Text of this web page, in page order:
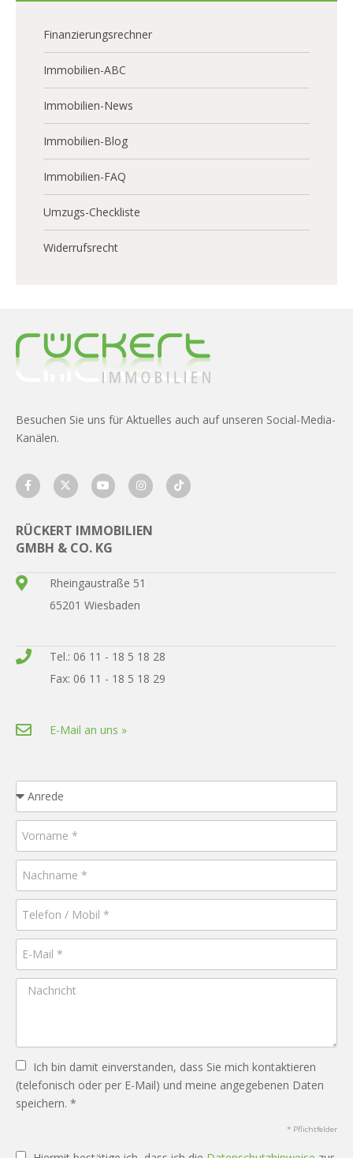
Finanzierungsrechner
Immobilien-ABC
Immobilien-News
Immobilien-Blog
Immobilien-FAQ
Umzugs-Checkliste
Widerrufsrecht
Besuchen Sie uns für Aktuelles auch auf unseren Social-Media-
Kanälen.
RÜCKERT IMMOBILIEN
GMBH & CO. KG
Rheingaustraße 51
65201 Wiesbaden
Tel.: 06 11 - 18 5 18 28
Fax: 06 11 - 18 5 18 29
E-Mail an uns »
Ich bin damit einverstanden, dass Sie mich kontaktieren
(telefonisch oder per E-Mail) und meine angegebenen Daten
speichern. *
* Pflichtfelder